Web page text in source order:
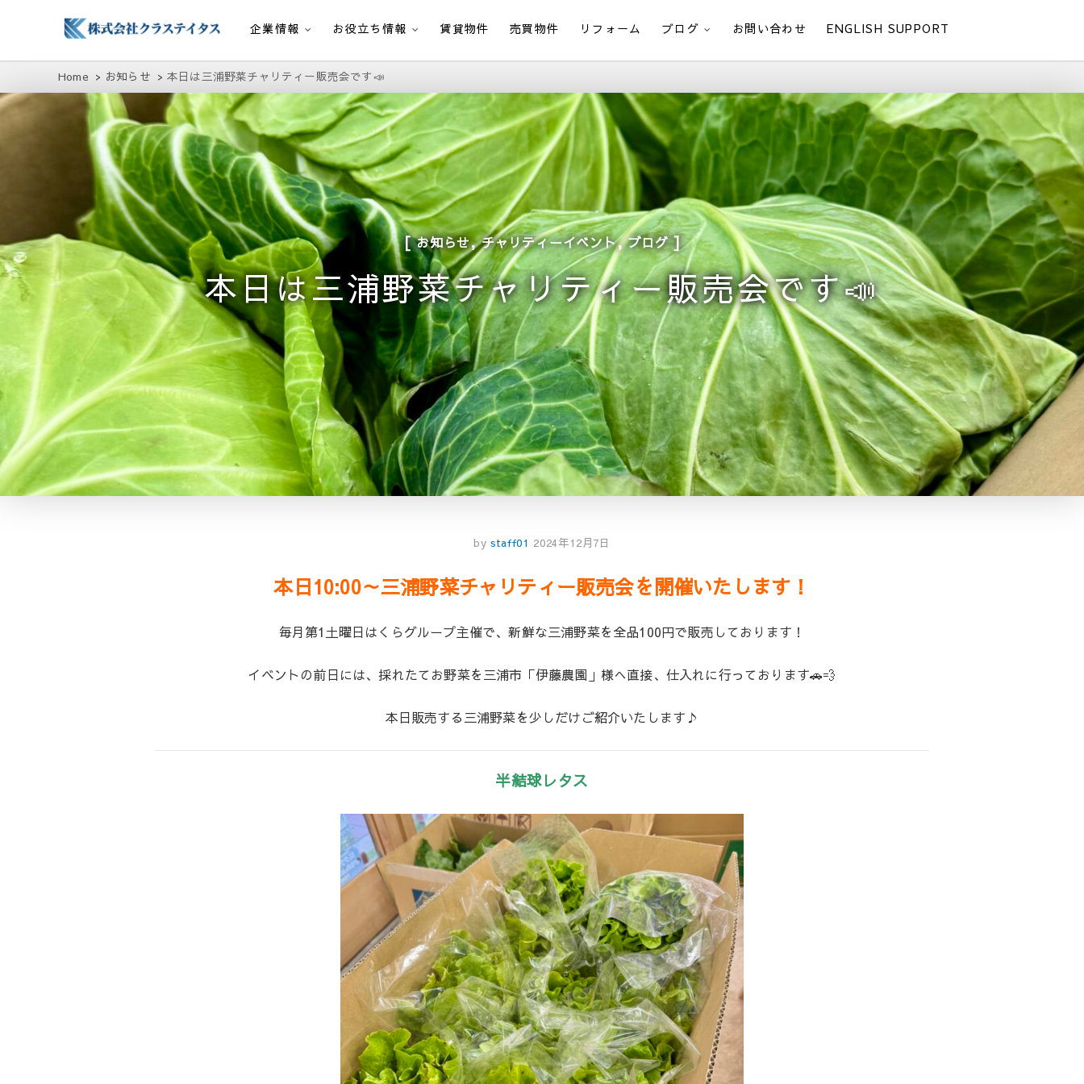
株式会社クラステイタス
企業情報 お役立ち情報 賃貸物件 売買物件 リフォーム ブログ お問い合わせ ENGLISH SUPPORT
Home お知らせ 本日は三浦野菜チャリティー販売会です📣
お知らせ,チャリティーイベント,ブログ
本日は三浦野菜チャリティー販売会です📣
by staff01 2024年12月7日
本日10:00～三浦野菜チャリティー販売会を開催いたします！
毎月第1土曜日はくらグループ主催で、新鮮な三浦野菜を全品100円で販売しております！
イベントの前日には、採れたてお野菜を三浦市「伊藤農園」様へ直接、仕入れに行っております🚗💨
本日販売する三浦野菜を少しだけご紹介いたします♪
半結球レタス